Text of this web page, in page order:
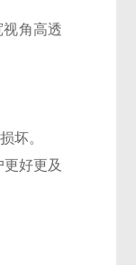
角高透
坏。
好更及